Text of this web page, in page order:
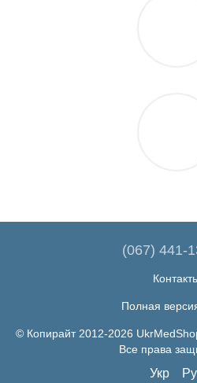
(067) 441-
Полная
© Копирайт 2012-2026
Все права
Укр